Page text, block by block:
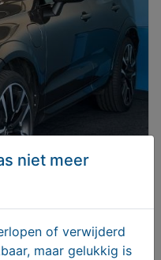
niet meer
of verwijderd
maar gelukkig is